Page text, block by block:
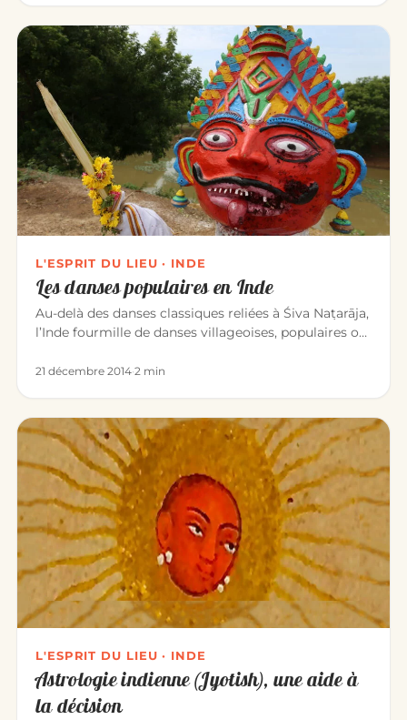
L'ESPRIT DU LIEU · INDE
Les danses populaires en Inde
Au-delà des danses classiques reliées à Śiva Naṭarāja,
l’Inde fourmille de danses villageoises, populaires ou
21 décembre 2014·2 min
L'ESPRIT DU LIEU · INDE
Astrologie indienne (Jyotish), une aide à
la décision